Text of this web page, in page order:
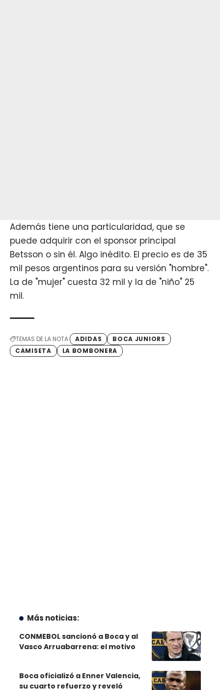
Además tiene una particularidad, que se
puede adquirir con el sponsor principal
Betsson o sin él. Algo inédito. El precio es de 35
mil pesos argentinos para su versión "hombre".
La de "mujer" cuesta 32 mil y la de "niño" 25
mil.
TEMAS DE LA NOTA ADIDAS
BOCA JUNIORS
CAMISETA
LA BOMBONERA
Más noticias:
CONMEBOL sancionó a Boca y al
Vasco Arruabarrena: el motivo
Boca oficializó a Enner Valencia,
su cuarto refuerzo y reveló